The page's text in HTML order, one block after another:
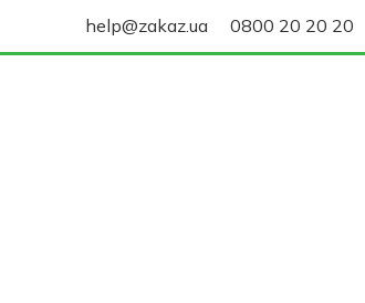
help@zakaz.ua 0800 20 20 20